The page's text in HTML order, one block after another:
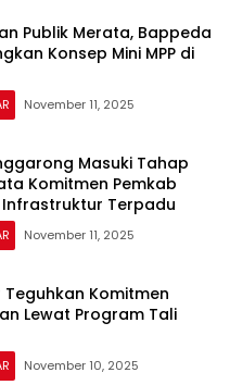
Publik Merata, Bappeda
Konsep Mini MPP di
November 11, 2025
Masuki Tahap
Komitmen Pemkab
Infrastruktur Terpadu
November 11, 2025
Teguhkan Komitmen
Lewat Program Tali
November 10, 2025